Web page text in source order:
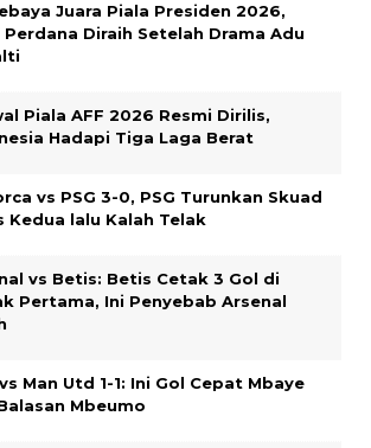
Juara Piala Presiden 2026,
Diraih Setelah Drama Adu
Piala AFF 2026 Resmi Dirilis,
Hadapi Tiga Laga Berat
vs PSG 3-0, PSG Turunkan Skuad
Kedua lalu Kalah Telak
vs Betis: Betis Cetak 3 Gol di
Pertama, Ini Penyebab Arsenal
Man Utd 1-1: Ini Gol Cepat Mbaye
Mbeumo